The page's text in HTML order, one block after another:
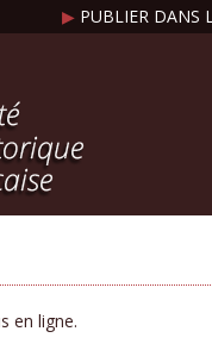
▶ PUBLIER DANS
en ligne.